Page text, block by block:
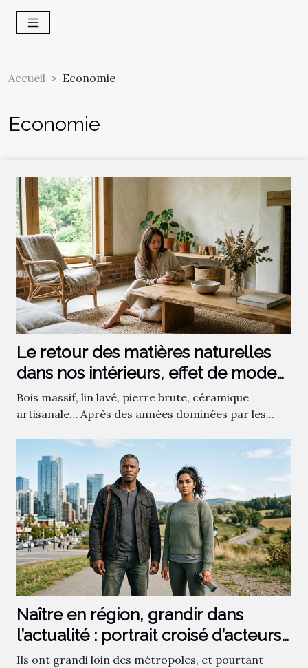
Accueil Economie
Economie
Le retour des matières naturelles
dans nos intérieurs, effet de mode
ou vraie tendance ?
Bois massif, lin lavé, pierre brute, céramique
artisanale… Après des années dominées par les...
Naître en région, grandir dans
l’actualité : portrait croisé d’acteurs
économiques et sportifs
Ils ont grandi loin des métropoles, et pourtant